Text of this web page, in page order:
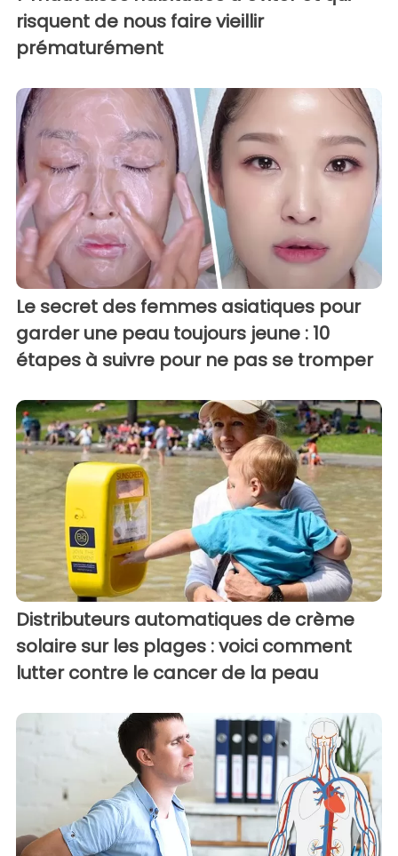
risquent de nous faire vieillir
prématurément
Le secret des femmes asiatiques pour
garder une peau toujours jeune : 10
étapes à suivre pour ne pas se tromper
Distributeurs automatiques de crème
solaire sur les plages : voici comment
lutter contre le cancer de la peau